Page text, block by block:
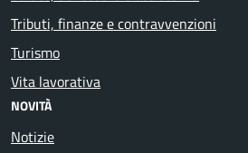
Tributi, finanze e contravvenzioni
Turismo
Vita lavorativa
NOVITÀ
Notizie